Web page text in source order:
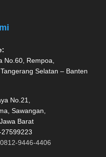
No.60, Rempoa,
Selatan – Banten
No.21,
Sawangan,
Barat
0812-9446-4406